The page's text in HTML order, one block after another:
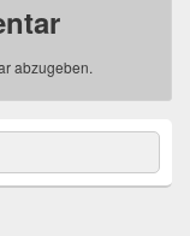
abzugeben.